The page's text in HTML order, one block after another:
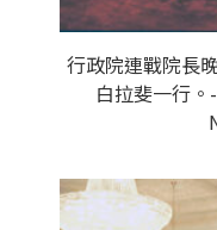
行政院連戰院長
白拉斐一行。